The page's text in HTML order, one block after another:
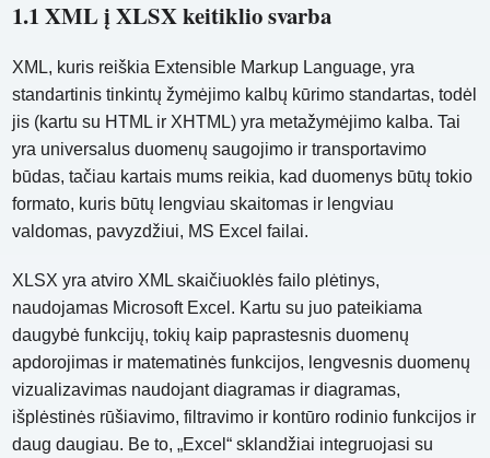
1.1 XML į XLSX keitiklio svarba
XML, kuris reiškia Extensible Markup Language, yra
standartinis tinkintų žymėjimo kalbų kūrimo standartas, todėl
jis (kartu su HTML ir XHTML) yra metažymėjimo kalba. Tai
yra universalus duomenų saugojimo ir transportavimo
būdas, tačiau kartais mums reikia, kad duomenys būtų tokio
formato, kuris būtų lengviau skaitomas ir lengviau
valdomas, pavyzdžiui, MS Excel failai.
XLSX yra atviro XML skaičiuoklės failo plėtinys,
naudojamas Microsoft Excel. Kartu su juo pateikiama
daugybė funkcijų, tokių kaip paprastesnis duomenų
apdorojimas ir matematinės funkcijos, lengvesnis duomenų
vizualizavimas naudojant diagramas ir diagramas,
išplėstinės rūšiavimo, filtravimo ir kontūro rodinio funkcijos ir
daug daugiau. Be to, „Excel“ sklandžiai integruojasi su